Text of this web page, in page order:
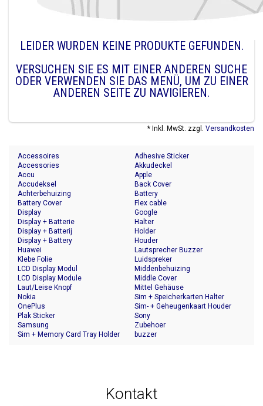
LEIDER WURDEN KEINE PRODUKTE GEFUNDEN.
VERSUCHEN SIE ES MIT EINER ANDEREN SUCHE
ODER VERWENDEN SIE DAS MENÜ, UM ZU EINER
ANDEREN SEITE ZU NAVIGIEREN.
* Inkl. MwSt. zzgl. Versandkosten
Accessoires
Accessories
Accu
Accudeksel
Achterbehuizing
Adhesive Sticker
Akkudeckel
Apple
Back Cover
Battery
Battery Cover
Display
Display + Batterie
Display + Batterij
Display + Battery
Flex cable
Google
Halter
Holder
Houder
Huawei
Klebe Folie
LCD Display Modul
LCD Display Module
Laut/Leise Knopf
Lautsprecher Buzzer
Luidspreker
Middenbehuizing
Middle Cover
Mittel Gehäuse
Nokia
OnePlus
Plak Sticker
Samsung
Sim + Memory Card Tray Holder
Sim + Speicherkarten Halter
Sim- + Geheugenkaart Houder
Sony
Zubehoer
buzzer
Kontakt